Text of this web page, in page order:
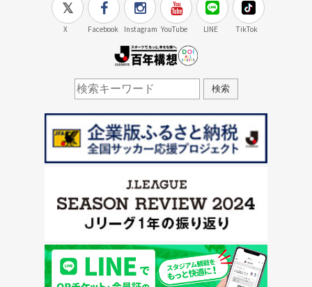
X Facebook Instagram YouTube LINE TikTok
検索